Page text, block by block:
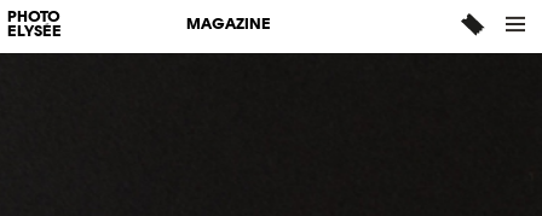
PHOTO
ELYSÉE
MAGAZINE